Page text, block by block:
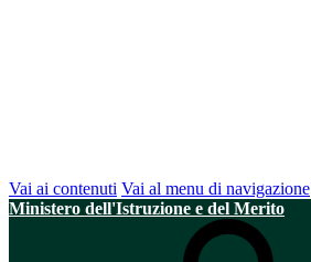
Vai ai contenuti Vai al menu di navigazione
Ministero dell'Istruzione e del Merito